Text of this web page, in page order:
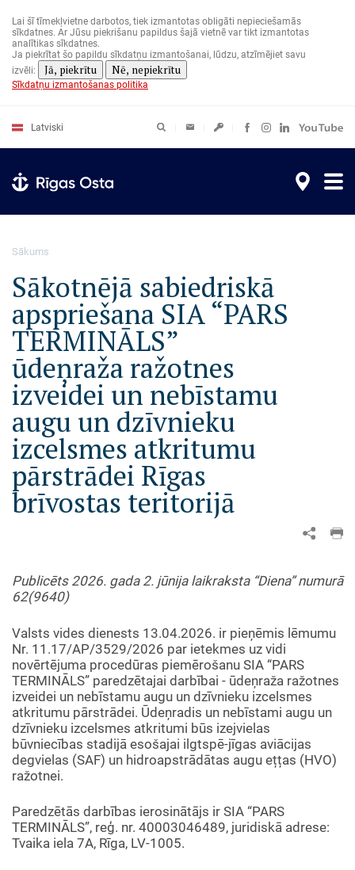
galveno
saturu
Lai šī tīmekļvietne darbotos, tiek izmantotas obligāti nepieciešamās
sīkdatnes. Ar Jūsu piekrišanu papildus šajā vietnē var tikt izmantotas
analītikas sīkdatnes.
Ja piekrītat šo papildu sīkdatņu izmantošanai, lūdzu, atzīmējiet savu
izvēli:
Jā, piekrītu Nē, nepiekrītu
Sīkdatņu izmantošanas politika
Latviski
Sākums
Sākotnējā sabiedriskā
apspriešana SIA “PARS
TERMINĀLS”
ūdeņraža ražotnes
izveidei un nebīstamu
augu un dzīvnieku
izcelsmes atkritumu
pārstrādei Rīgas
brīvostas teritorijā
Publicēts 2026. gada 2. jūnija laikraksta “Diena” numurā
62(9640)
Valsts vides dienests 13.04.2026. ir pieņēmis lēmumu
Nr. 11.17/AP/3529/2026 par ietekmes uz vidi
novērtējuma procedūras piemērošanu SIA “PARS
TERMINĀLS” paredzētajai darbībai - ūdeņraža ražotnes
izveidei un nebīstamu augu un dzīvnieku izcelsmes
atkritumu pārstrādei. Ūdeņradis un nebīstami augu un
dzīvnieku izcelsmes atkritumi būs izejvielas
būvniecības stadijā esošajai ilgtspē-jīgas aviācijas
degvielas (SAF) un hidroapstrādātas augu ețțas (HVO)
ražotnei.
Paredzētās darbības ierosinātājs ir SIA “PARS
TERMINĀLS”, reģ. nr. 40003046489, juridiskā adrese:
Tvaika iela 7A, Rīga, LV-1005.